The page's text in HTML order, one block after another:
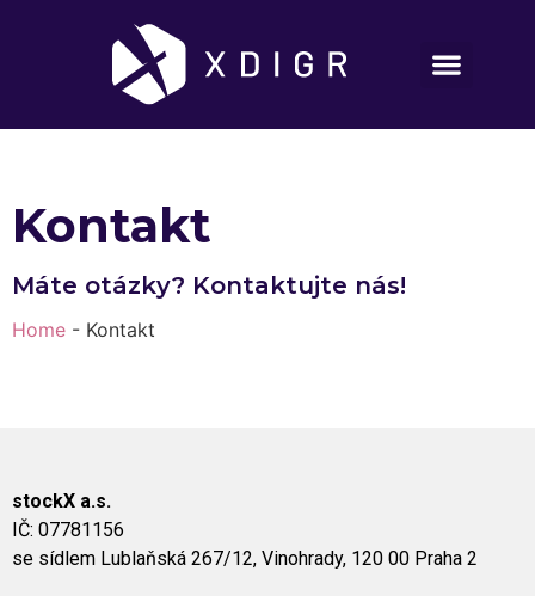
Kontakt
Máte otázky? Kontaktujte nás!
Home - Kontakt
stockX a.s.
IČ: 07781156
se sídlem Lublaňská 267/12, Vinohrady, 120 00 Praha 2